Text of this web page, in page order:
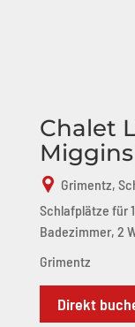
Chalet
Miggins
Grimentz,
Schlafplätze für
Badezimmer, 2
Grimentz
Direkt